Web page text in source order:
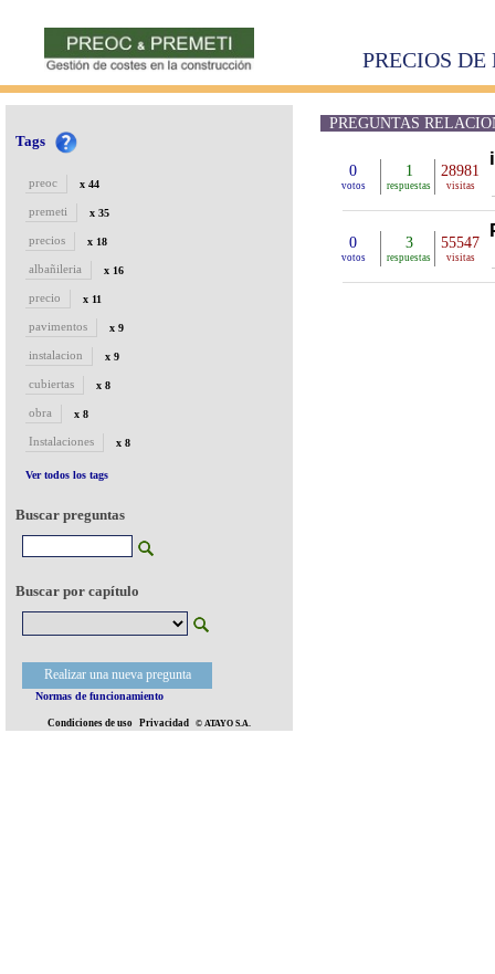
PRECIOS
Tags
preoc x 44
premeti x 35
precios x 18
albañileria x 16
precio x 11
pavimentos x 9
instalacion x 9
cubiertas x 8
obra x 8
Instalaciones x 8
Ver todos los tags
Buscar preguntas
Buscar por capítulo
Realizar una nueva pregunta
Normas de funcionamiento
Condiciones de uso Privacidad © ATAYO S.A.
PREGUNTAS
0
votos
1
respuestas
28981
visitas
0
votos
3
respuestas
55547
visitas